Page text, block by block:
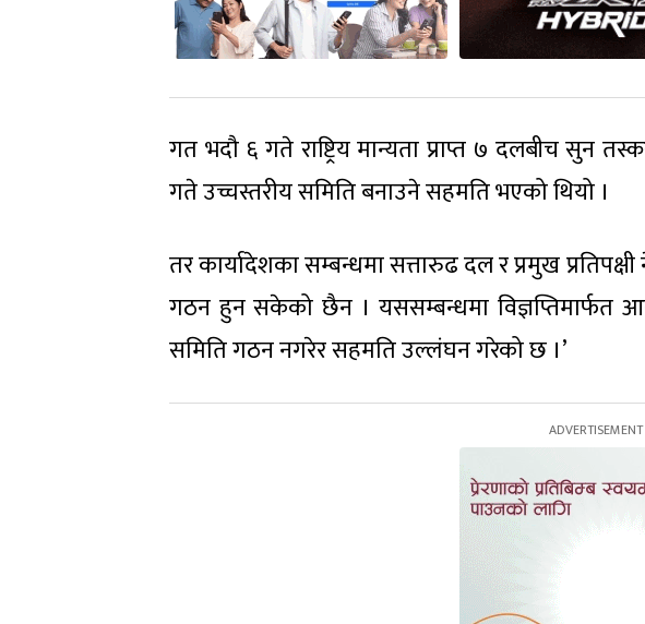
गत भदौ ६ गते राष्ट्रिय मान्यता प्राप्त ७ दलबीच सुन
गते उच्चस्तरीय समिति बनाउने सहमति भएको थियो ।
तर कार्यादेशका सम्बन्धमा सत्तारुढ दल र प्रमुख
गठन हुन सकेको छैन । यससम्बन्धमा विज्ञप्तिमार्फत
समिति गठन नगरेर सहमति उल्लंघन गरेको छ ।’